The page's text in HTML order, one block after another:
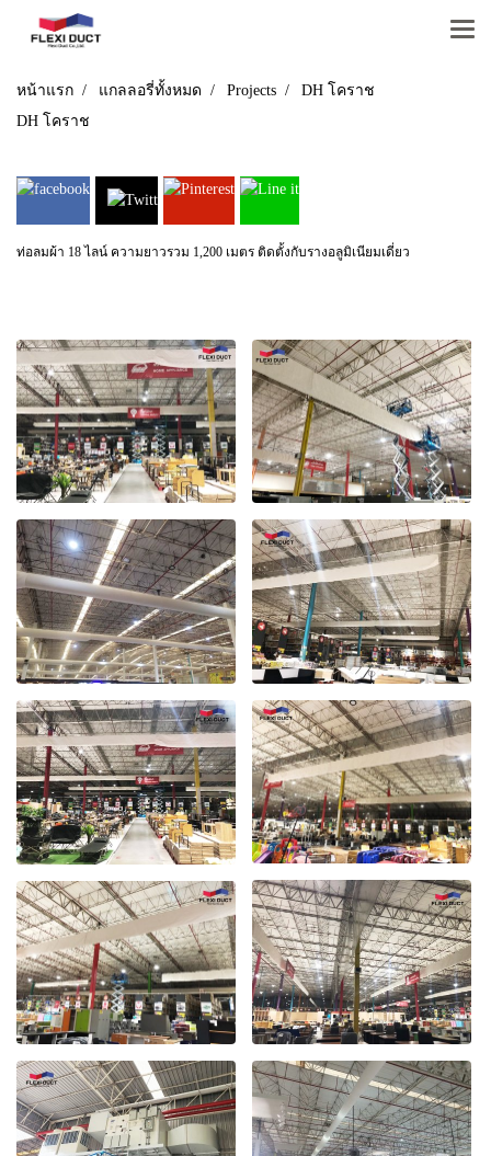
หน้าแรก แกลลอรี่ทั้งหมด Projects
DH โคราช
DH โคราช
ท่อลมผ้า 18 ไลน์ ความยาวรวม 1,200 เมตร ติดตั้งกับรางอลูมิเนียมเดี่ยว